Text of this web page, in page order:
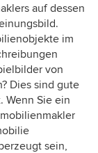
auf dessen
im
von
Dies sind gute
Wenn Sie ein
sein,